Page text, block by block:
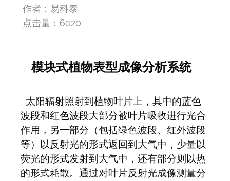
作者：易科泰
点击量： 6020
模块式植物表型成像分析系统
太阳辐射照射到植物叶片上，其中的蓝色
波段和红色波段大部分被叶片吸收进行光合
作用，另一部分（包括绿色波段、红外波段
等）以反射光的形式返回到大气中，少量以
荧光的形式发射到大气中，还有部分则以热
的形式耗散。通过对叶片反射光成像测量分